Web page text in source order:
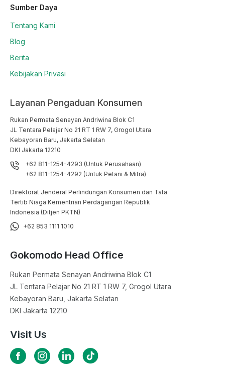
Sumber Daya
Tentang Kami
Blog
Berita
Kebijakan Privasi
Layanan Pengaduan Konsumen
Rukan Permata Senayan Andriwina Blok C1
JL Tentara Pelajar No 21 RT 1 RW 7, Grogol Utara
Kebayoran Baru, Jakarta Selatan
DKI Jakarta 12210
+62 811-1254-4293 (Untuk Perusahaan)
+62 811-1254-4292 (Untuk Petani & Mitra)
Direktorat Jenderal Perlindungan Konsumen dan Tata
Tertib Niaga Kementrian Perdagangan Republik
Indonesia (Ditjen PKTN)
+62 853 1111 1010
Gokomodo Head Office
Rukan Permata Senayan Andriwina Blok C1
JL Tentara Pelajar No 21 RT 1 RW 7, Grogol Utara
Kebayoran Baru, Jakarta Selatan
DKI Jakarta 12210
Visit Us